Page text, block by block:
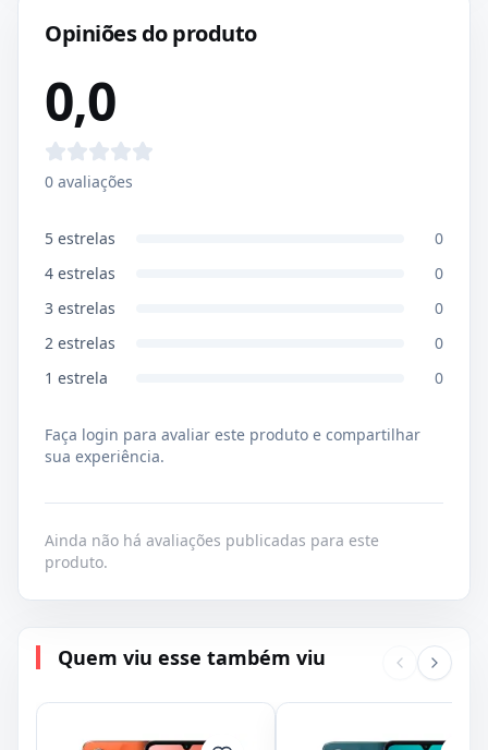
Opiniões do produto
0,0
0 avaliações
5 estrelas
0
4 estrelas
0
3 estrelas
0
2 estrelas
0
1 estrela 0
Faça login para avaliar este produto e compartilhar
sua experiência.
Ainda não há avaliações publicadas para este
produto.
Quem viu esse também viu